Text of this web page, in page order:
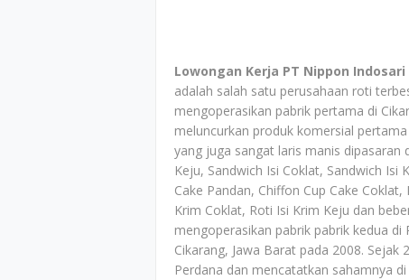
Lowongan Kerja PT Nippon
adalah salah satu perusahaan roti
mengoperasikan pabrik pertama di
meluncurkan produk komersial
yang juga sangat laris manis dipasaran
Keju, Sandwich Isi Coklat, Sandwich Isi
Cake Pandan, Chiffon Cup Cake
Krim Coklat, Roti Isi Krim Keju dan
mengoperasikan pabrik pabrik kedua di
Cikarang, Jawa Barat pada 2008.
Perdana dan mencatatkan sahamnya